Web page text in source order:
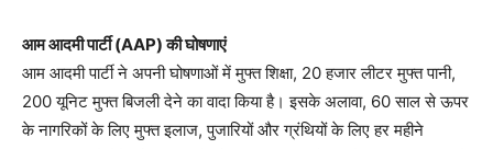
आम आदमी पार्टी (AAP) की घोषणाएं
आम आदमी पार्टी ने अपनी घोषणाओं में मुफ्त शिक्षा, 20 हजार लीटर मुफ्त पानी,
200 यूनिट मुफ्त बिजली देने का वादा किया है। इसके अलावा, 60 साल से ऊपर
के नागरिकों के लिए मुफ्त इलाज, पुजारियों और ग्रंथियों के लिए हर महीने